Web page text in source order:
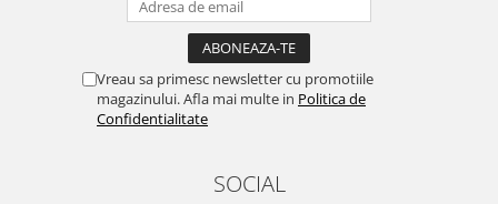
Vreau sa primesc newsletter cu promotiile
magazinului. Afla mai multe in Politica de
Confidentialitate
SOCIAL